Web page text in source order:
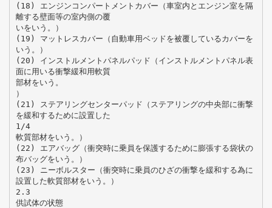
(18) エンジンコンパートメントカバー（車室内とエンジン室を隔
離する壁面等の室内側の覆
いをいう。）
(19) マットレスカバー（自動車用ベッドを被覆しているカバーを
いう。）
(20) インストルメントパネルパッド（インストルメントパネル表
面に用いる衝撃緩和用軟質
部材をいう。
）
(21) ステアリングセンターパッド（ステアリングの中央部に衝撃
を緩和するために設置した
1/4
軟質部材をいう。）
(22) エアバッグ（衝突時に乗員を保護するために膨張する袋状の
布バッグをいう。）
(23) ニーボルスター（衝突時に乗員のひざの衝撃を緩和する為に
設置した軟質部材をいう。）
2.3
供試体の状態